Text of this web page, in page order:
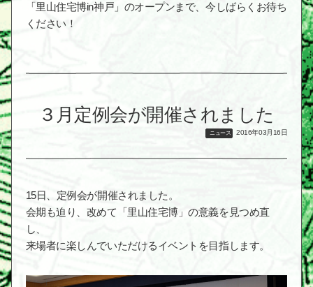
「里山住宅博in神戸」のオープンまで、今しばらくお待ち
ください！
３月定例会が開催されました
ニュース 2016年03月16日
15日、定例会が開催されました。
会期も迫り、改めて「里山住宅博」の意義を見つめ直
し、
来場者に楽しんでいただけるイベントを目指します。